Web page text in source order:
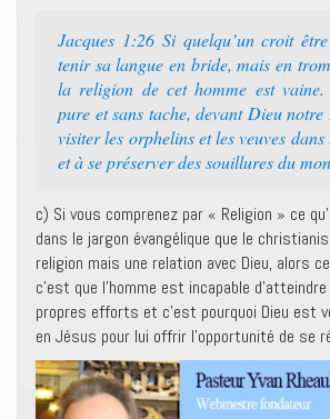
Jacques 1:26 Si quelqu’un croit
tenir sa langue en bride, mais en
la religion de cet homme est
pure et sans tache, devant Dieu notre
visiter les orphelins et les veuves
et à se préserver des souillures du
c) Si vous comprenez par « Religion » ce
dans le jargon évangélique que le
religion mais une relation avec Dieu, alors
c’est que l’homme est incapable
propres efforts et c’est pourquoi Dieu est
en Jésus pour lui offrir l’opportunité de se